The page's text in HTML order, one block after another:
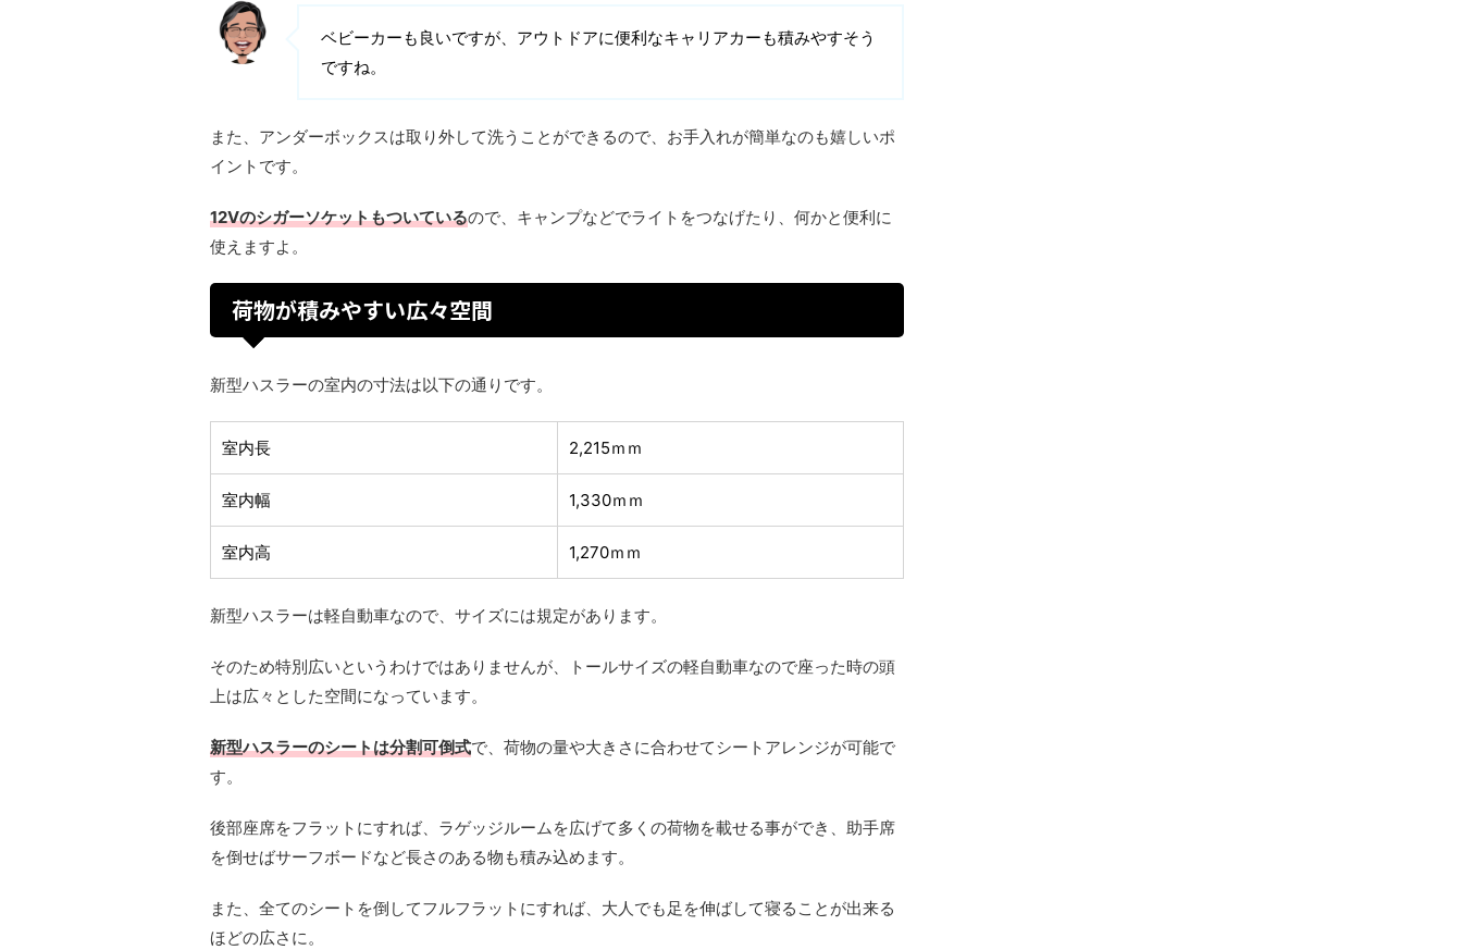
ベビーカーも良いですが、アウトドアに便利なキャリアカーも積みやすそう
ですね。
また、アンダーボックスは取り外して洗うことができるので、お手入れが簡単なのも嬉しいポ
イントです。
12Vのシガーソケットもついているので、キャンプなどでライトをつなげたり、何かと便利に
使えますよ。
荷物が積みやすい広々空間
新型ハスラーの室内の寸法は以下の通りです。
室内長 2,215ｍｍ
室内幅 1,330ｍｍ
室内高 1,270ｍｍ
新型ハスラーは軽自動車なので、サイズには規定があります。
そのため特別広いというわけではありませんが、トールサイズの軽自動車なので座った時の頭
上は広々とした空間になっています。
新型ハスラーのシートは分割可倒式で、荷物の量や大きさに合わせてシートアレンジが可能で
す。
後部座席をフラットにすれば、ラゲッジルームを広げて多くの荷物を載せる事ができ、助手席
を倒せばサーフボードなど長さのある物も積み込めます。
また、全てのシートを倒してフルフラットにすれば、大人でも足を伸ばして寝ることが出来る
ほどの広さに。